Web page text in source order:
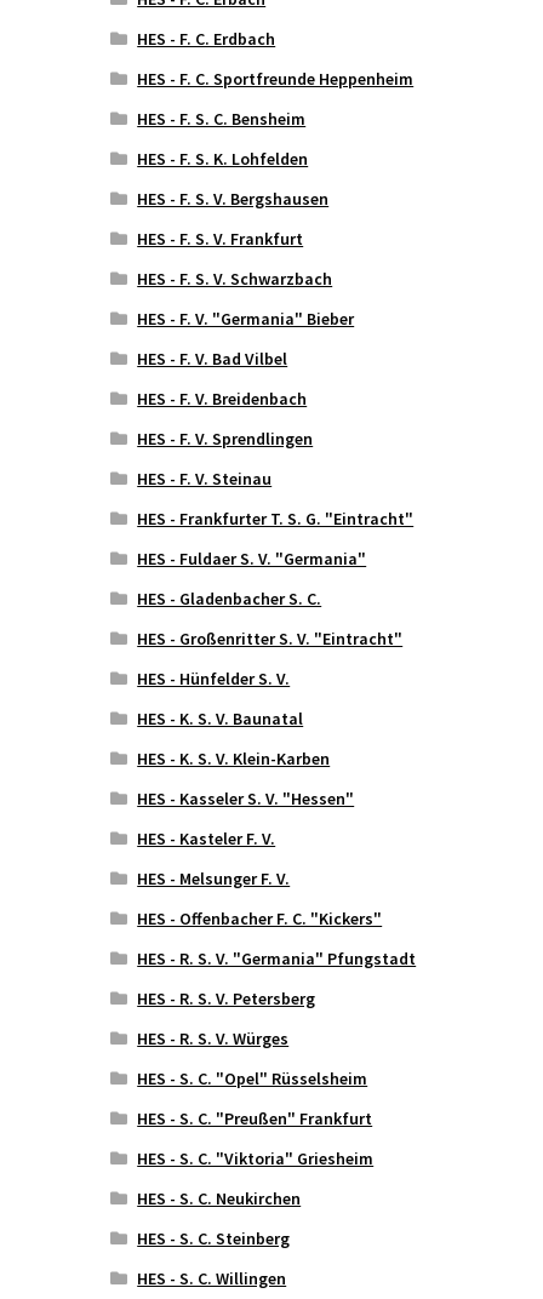
HES - F. C. Erdbach
HES - F. C. Sportfreunde Heppenheim
HES - F. S. C. Bensheim
HES - F. S. K. Lohfelden
HES - F. S. V. Bergshausen
HES - F. S. V. Frankfurt
HES - F. S. V. Schwarzbach
HES - F. V. "Germania" Bieber
HES - F. V. Bad Vilbel
HES - F. V. Breidenbach
HES - F. V. Sprendlingen
HES - F. V. Steinau
HES - Frankfurter T. S. G. "Eintracht"
HES - Fuldaer S. V. "Germania"
HES - Gladenbacher S. C.
HES - Großenritter S. V. "Eintracht"
HES - Hünfelder S. V.
HES - K. S. V. Baunatal
HES - K. S. V. Klein-Karben
HES - Kasseler S. V. "Hessen"
HES - Kasteler F. V.
HES - Melsunger F. V.
HES - Offenbacher F. C. "Kickers"
HES - R. S. V. "Germania" Pfungstadt
HES - R. S. V. Petersberg
HES - R. S. V. Würges
HES - S. C. "Opel" Rüsselsheim
HES - S. C. "Preußen" Frankfurt
HES - S. C. "Viktoria" Griesheim
HES - S. C. Neukirchen
HES - S. C. Steinberg
HES - S. C. Willingen